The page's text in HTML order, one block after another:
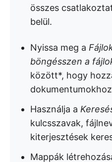
összes
belül.
Nyissa meg a
böngésszen a
között*, hogy
Használja a
kulcsszavak,
kiterjesztések
Mappák